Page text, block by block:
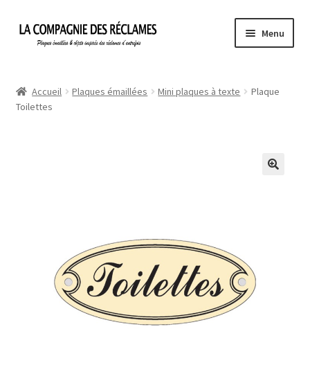
Aller
Aller
Menu
À propos de La Compagnie des Réclames
Politique de confidentialité
Une histoire de plaques émaillées
Accueil Plaques émaillées Mini plaques à texte
Plaque
Toilettes